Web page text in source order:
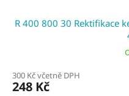
R 400 800 30 Rektifikace
300 Kč včetně DPH
248 Kč